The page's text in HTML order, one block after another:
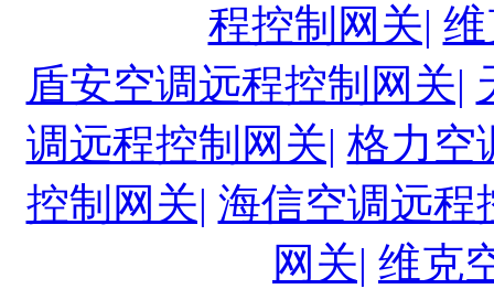
程控制网关|
盾安空调远程控制网关|
调远程控制网关| 格力空
控制网关| 海信空调远程
网关| 维克